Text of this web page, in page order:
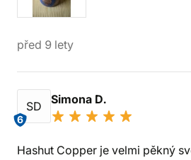
před 9 lety
SD
6
Simona D.
Hashut Copper je velmi pěkný